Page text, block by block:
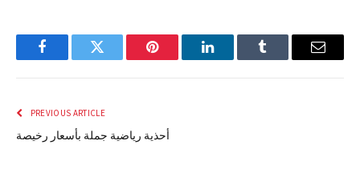
FacebookTwitter Pinterest LinkedInTumblr Email
PREVIOUS ARTICLE
أحذية رياضية جملة بأسعار رخيصة